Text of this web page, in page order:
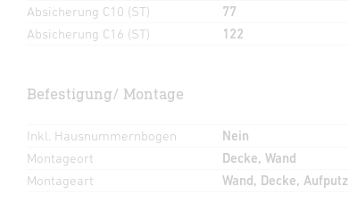
Absicherung C10 (ST)
77
Absicherung C16 (ST)
122
Befestigung/ Montage
Inkl. Hausnummernbogen
Nein
Montageort
Decke, Wand
Montageart
Wand, Decke, Aufputz